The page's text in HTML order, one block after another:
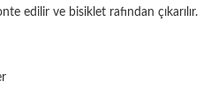
edilir ve bisiklet rafından çıkarılır.